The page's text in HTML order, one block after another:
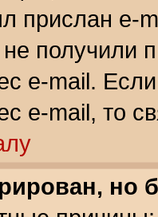
прислан e-
получили
e-mail.
e-mail, то
но